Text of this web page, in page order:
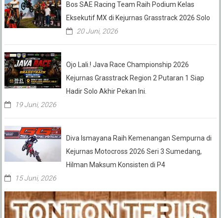
Bos SAE Racing Team Raih Podium Kelas
Eksekutif MX di Kejurnas Grasstrack 2026 Solo
20 Juni, 2026
Ojo Lali.! Java Race Championship 2026
Kejurnas Grasstrack Region 2 Putaran 1 Siap
Hadir Solo Akhir Pekan Ini.
19 Juni, 2026
Diva Ismayana Raih Kemenangan Sempurna di
Kejurnas Motocross 2026 Seri 3 Sumedang,
Hilman Maksum Konsisten di P4
15 Juni, 2026